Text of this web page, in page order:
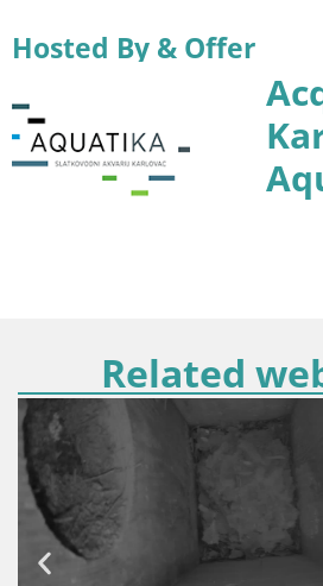
Hosted By & Offer
Related